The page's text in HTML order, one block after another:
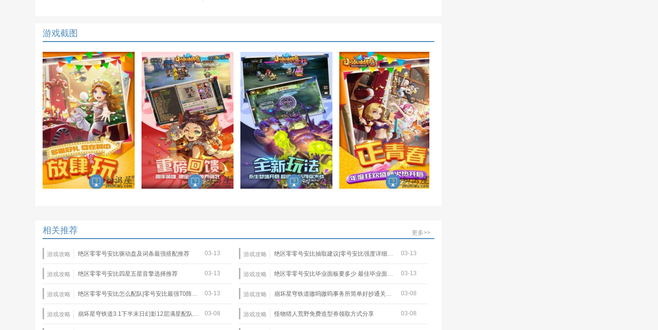
游戏截图
相关推荐 更多>>
游戏攻略 绝区零零号安比驱动盘及词条最强搭配推荐 03-13 游戏攻略 绝区零零号安比抽取建议|零号安比强度详细介绍 03-13
游戏攻略 绝区零零号安比四星五星音擎选择推荐 03-13 游戏攻略 绝区零零号安比毕业面板要多少 最佳毕业面板一览 03-13
游戏攻略 绝区零零号安比怎么配队|零号安比最强T0阵容推荐 03-13 游戏攻略 崩坏星穹铁道嗷呜嗷呜事务所简单好抄通关攻略 03-08
游戏攻略 崩坏星穹铁道3.1下半末日幻影12层满星配队推荐 03-08 游戏攻略 怪物猎人荒野免费造型券领取方式分享 03-08